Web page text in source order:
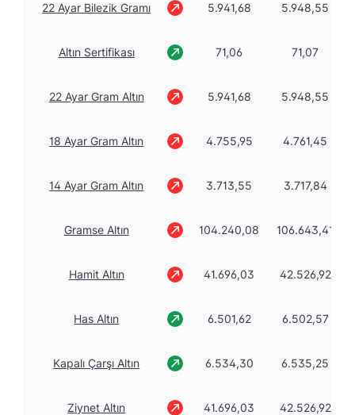
22 Ayar Bilezik Gramı 5.941,68 5.948,55
Altın Sertifikası 71,06 71,07
22 Ayar Gram Altın 5.941,68 5.948,55
18 Ayar Gram Altın 4.755,95 4.761,45
14 Ayar Gram Altın 3.713,55 3.717,84
Gramse Altın 104.240,08 106.643,41
Hamit Altın 41.696,03 42.526,92
Has Altın 6.501,62 6.502,57
Kapalı Çarşı Altın 6.534,30 6.535,25
Ziynet Altın 41.696,03 42.526,92